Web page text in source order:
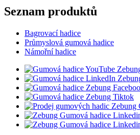
Seznam produktů
Bagrovací hadice
Průmyslová gumová hadice
Námořní hadice